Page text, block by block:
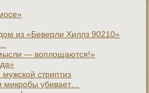
из «Беверли Хиллз 90210»
— воплощаются!»
стриптиз
микробы убивает…